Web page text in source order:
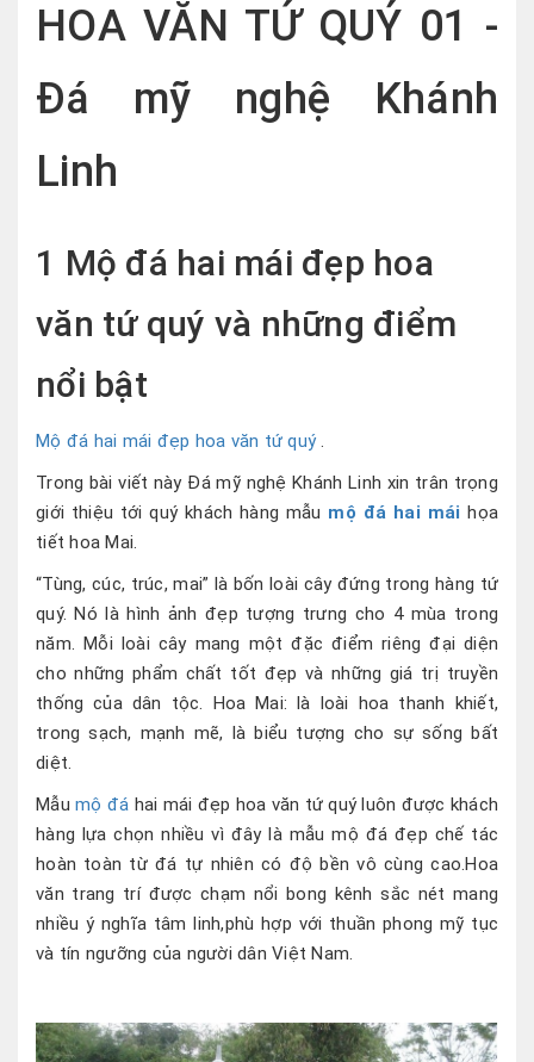
HOA VĂN TỨ QUÝ 01 -
Đá mỹ nghệ Khánh
Linh
1 Mộ đá hai mái đẹp hoa
văn tứ quý và những điểm
nổi bật
Mộ đá hai mái đẹp hoa văn tứ quý.
Trong bài viết này Đá mỹ nghệ Khánh Linh xin trân trọng
giới thiệu tới quý khách hàng mẫu mộ đá hai mái họa
tiết hoa Mai.
“Tùng, cúc, trúc, mai” là bốn loài cây đứng trong hàng tứ
quý. Nó là hình ảnh đẹp tượng trưng cho 4 mùa trong
năm. Mỗi loài cây mang một đặc điểm riêng đại diện
cho những phẩm chất tốt đẹp và những giá trị truyền
thống của dân tộc. Hoa Mai: là loài hoa thanh khiết,
trong sạch, mạnh mẽ, là biểu tượng cho sự sống bất
diệt.
Mẫu mộ đá hai mái đẹp hoa văn tứ quý luôn được khách
hàng lựa chọn nhiều vì đây là mẫu mộ đá đẹp chế tác
hoàn toàn từ đá tự nhiên có độ bền vô cùng cao.Hoa
văn trang trí được chạm nổi bong kênh sắc nét mang
nhiều ý nghĩa tâm linh,phù hợp với thuần phong mỹ tục
và tín ngưỡng của người dân Việt Nam.